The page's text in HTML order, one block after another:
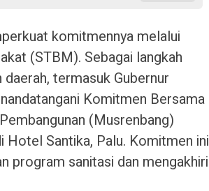
komitmennya melalui
(STBM). Sebagai langkah
termasuk Gubernur
Komitmen Bersama
(Musrenbang)
Hotel Santika, Palu. Komitmen ini
program sanitasi dan mengakhiri